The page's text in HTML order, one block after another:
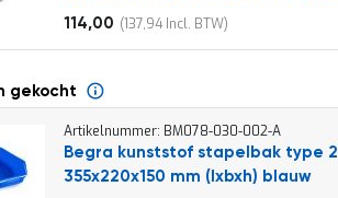
Vanaf
114,00 137,94
gekocht
Artikelnummer: BM078-030-002-A
Begra kunststof stapelbak type 2
355x220x150 mm (lxbxh) blauw